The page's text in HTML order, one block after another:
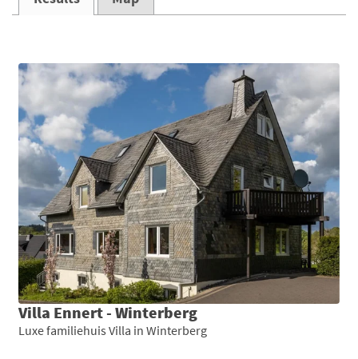
Villa Ennert - Winterberg
Luxe familiehuis Villa in Winterberg